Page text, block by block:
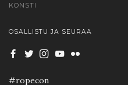
KONSTI
OSALLISTU JA SEURAA
#ropecon